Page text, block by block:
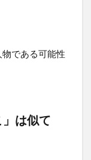
である可能性
は似て